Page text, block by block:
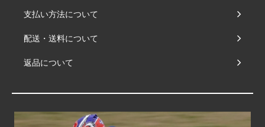
支払い方法について
配送・送料について
返品について